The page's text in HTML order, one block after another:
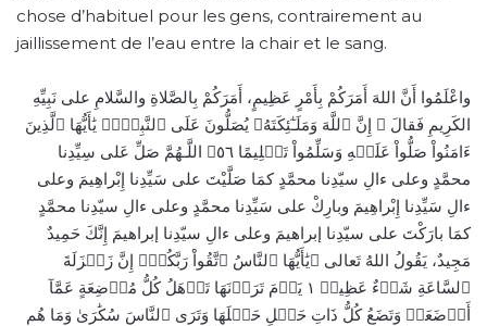
chose d’habituel pour les gens, contrairement au
jaillissement de l’eau entre la chair et le sang.
واعْلَمُوا أَنَّ اللهَ أَمَرَكُمْ بِأَمْرٍ عَظِيمٍ، أَمَرَكُمْ بِالصَّلاةِ والسَّلامِ على نَبِيِّهِ
الكَرِيمِ فَقالَ ﴿ إِنَّ ٱللَّهَ وَمَلَـٰٓئِكَتَهُۥ يُصَلُّونَ عَلَى ٱلنَّبِيِّۚ يَٰأَيُّهَا ٱلَّذِينَ
ءَامَنُواْ صَلُّواْ عَلَيۡهِ وَسَلِّمُواْ تَسۡلِيمًا ٥٦﴾ اللَّـهُمَّ صَلِّ عَلى سِيِّدِنا
محمَّدٍ وعلى ءالِ سيّدِنا محمَّدٍ كمَا صَلَّيْتَ على سَيِّدِنا إِبْراهِيمَ وعلى
ءالِ سَيِّدِنا إِبْراهِيمَ وبارِكْ على سَيِّدِنا محمَّدٍ وعلى ءالِ سيّدِنا محمَّدٍ
كمَا بارَكْتَ على سيّدِنا إبراهيمَ وعلى ءالِ سيّدِنا إبراهيمَ إِنَّكَ حَمِيدٌ
مَجِيدٌ، يَقُولُ اللهُ تَعالى ﴿يَٰأَيُّهَا ٱلنَّاسُ ٱتَّقُواْ رَبَّكُمۡۚ إِنَّ زَلۡزَلَةَ
ٱلسَّاعَةِ شَيۡءٌ عَظِيمٞ ١ يَوۡمَ تَرَوۡنَهَا تَذۡهَلُ كُلُّ مُرۡضِعَةٍ عَمَّآ
أَرۡضَعَتۡ وَتَضَعُ كُلُّ ذَاتِ حَمۡلٍ حَمۡلَهَا وَتَرَى ٱلنَّاسَ سُكَٰرَىٰ وَمَا هُم